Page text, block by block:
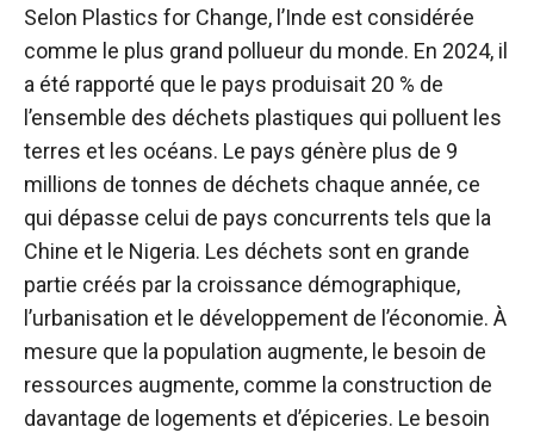
Selon Plastics for Change, l’Inde est considérée
comme le plus grand pollueur du monde. En 2024, il
a été rapporté que le pays produisait 20 % de
l’ensemble des déchets plastiques qui polluent les
terres et les océans. Le pays génère plus de 9
millions de tonnes de déchets chaque année, ce
qui dépasse celui de pays concurrents tels que la
Chine et le Nigeria. Les déchets sont en grande
partie créés par la croissance démographique,
l’urbanisation et le développement de l’économie. À
mesure que la population augmente, le besoin de
ressources augmente, comme la construction de
davantage de logements et d’épiceries. Le besoin